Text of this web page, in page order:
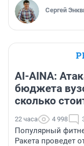
Сергей
AI-AINA:
бюджета
сколько
22 часа 4 998
Популярный
Ракета проведет